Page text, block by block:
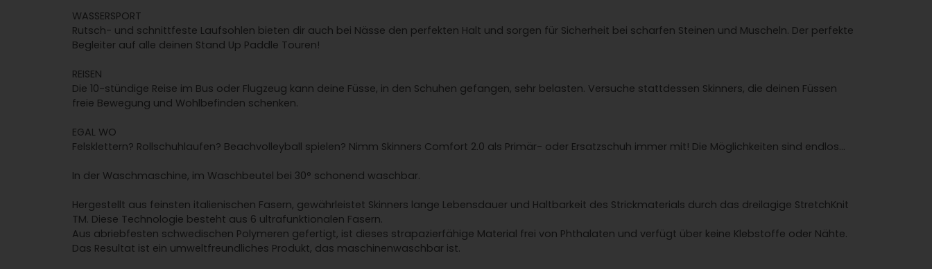
WASSERSPORT
Rutsch- und schnittfeste Laufsohlen bieten dir auch bei Nässe den perfekten Halt und sorgen für Sicherheit bei scharfen Steinen und Muscheln. Der perfekte
Begleiter auf alle deinen Stand Up Paddle Touren!
REISEN
Die 10-stündige Reise im Bus oder Flugzeug kann deine Füsse, in den Schuhen gefangen, sehr belasten. Versuche stattdessen Skinners, die deinen Füssen
freie Bewegung und Wohlbefinden schenken.
EGAL WO
Felsklettern? Rollschuhlaufen? Beachvolleyball spielen? Nimm Skinners Comfort 2.0 als Primär- oder Ersatzschuh immer mit! Die Möglichkeiten sind endlos...
In der Waschmaschine, im Waschbeutel bei 30° schonend waschbar.
Hergestellt aus feinsten italienischen Fasern, gewährleistet Skinners lange Lebensdauer und Haltbarkeit des Strickmaterials durch das dreilagige StretchKnit
TM. Diese Technologie besteht aus 6 ultrafunktionalen Fasern.
Aus abriebfesten schwedischen Polymeren gefertigt, ist dieses strapazierfähige Material frei von Phthalaten und verfügt über keine Klebstoffe oder Nähte.
Das Resultat ist ein umweltfreundliches Produkt, das maschinenwaschbar ist.